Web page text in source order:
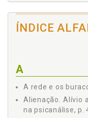
ÍNDICE
A
A rede e os
Alienação. Alívio
na psicanálise, p.